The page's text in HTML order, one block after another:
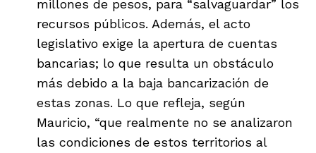
millones de pesos, para “salvaguardar” los
recursos públicos. Además, el acto
legislativo exige la apertura de cuentas
bancarias; lo que resulta un obstáculo
más debido a la baja bancarización de
estas zonas. Lo que refleja, según
Mauricio, “que realmente no se analizaron
las condiciones de estos territorios al